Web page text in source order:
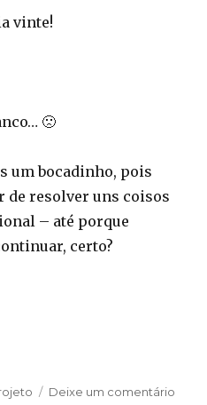
vinte!
🙁
um bocadinho, pois
de resolver uns coisos
– até porque
certo?
Deixe um comentário